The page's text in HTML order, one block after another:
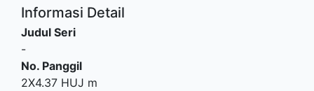
Informasi Detail
Judul Seri
-
No. Panggil
2X4.37 HUJ m